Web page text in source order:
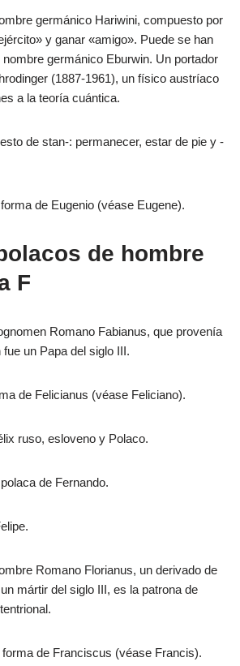
germánico Hariwini, compuesto por
y ganar «amigo». Puede se han
germánico Eburwin. Un portador
(1887-1961), un físico austríaco
a la teoría cuántica.
de stan-: permanecer, estar de pie y -
de Eugenio (véase Eugene).
de hombre
F
Romano Fabianus, que provenía
un Papa del siglo III.
de Felicianus (véase Feliciano).
ruso, esloveno y Polaco.
de Fernando.
Romano Florianus, un derivado de
mártir del siglo III, es la patrona de
forma de Franciscus (véase Francis).